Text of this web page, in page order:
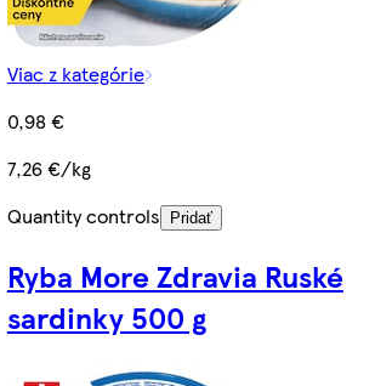
Viac z kategórie
0,98 €
7,26 €/kg
Quantity controls
Pridať
Ryba More Zdravia Ruské
sardinky 500 g